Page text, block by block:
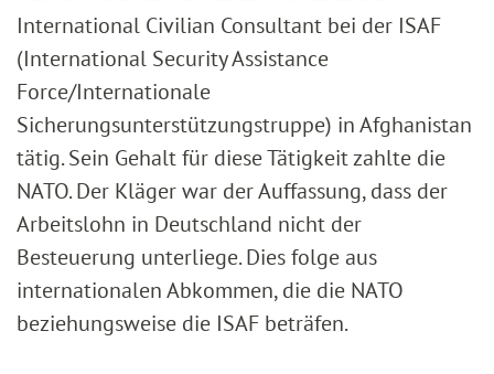
International Civilian Consultant bei der ISAF
(International Security Assistance
Force/Internationale
Sicherungsunterstützungstruppe) in Afghanistan
tätig. Sein Gehalt für diese Tätigkeit zahlte die
NATO. Der Kläger war der Auffassung, dass der
Arbeitslohn in Deutschland nicht der
Besteuerung unterliege. Dies folge aus
internationalen Abkommen, die die NATO
beziehungsweise die ISAF beträfen.